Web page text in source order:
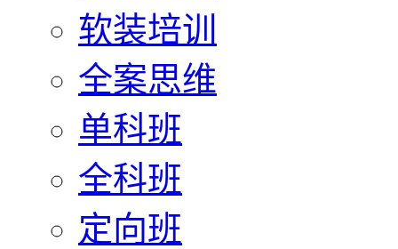
软装培训
全案思维
单科班
全科班
定向班